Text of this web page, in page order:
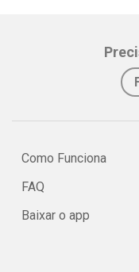
Como Funciona
FAQ
Baixar o app